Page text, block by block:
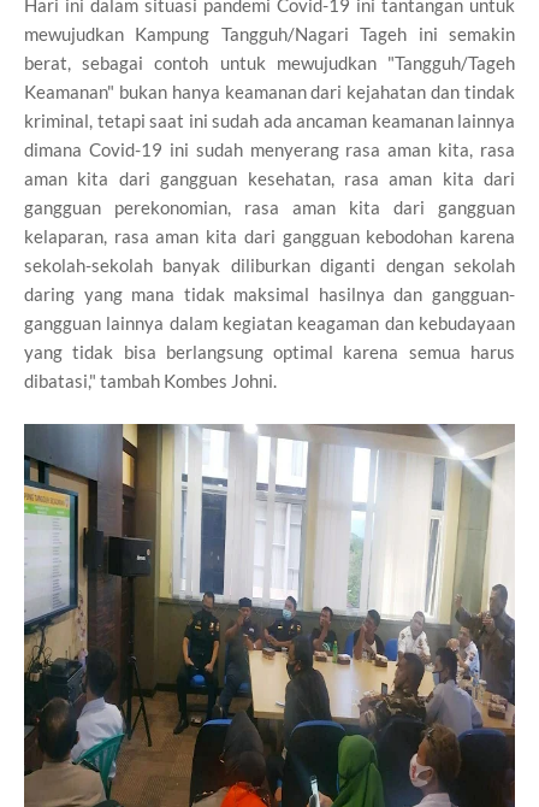
Hari ini dalam situasi pandemi Covid-19 ini tantangan untuk
mewujudkan Kampung Tangguh/Nagari Tageh ini semakin
berat, sebagai contoh untuk mewujudkan "Tangguh/Tageh
Keamanan" bukan hanya keamanan dari kejahatan dan tindak
kriminal, tetapi saat ini sudah ada ancaman keamanan lainnya
dimana Covid-19 ini sudah menyerang rasa aman kita, rasa
aman kita dari gangguan kesehatan, rasa aman kita dari
gangguan perekonomian, rasa aman kita dari gangguan
kelaparan, rasa aman kita dari gangguan kebodohan karena
sekolah-sekolah banyak diliburkan diganti dengan sekolah
daring yang mana tidak maksimal hasilnya dan gangguan-
gangguan lainnya dalam kegiatan keagaman dan kebudayaan
yang tidak bisa berlangsung optimal karena semua harus
dibatasi," tambah Kombes Johni.